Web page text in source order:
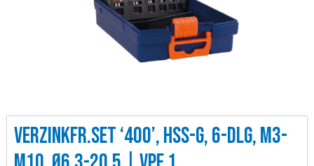
VERZINKFR.SET ‘400’, HSS-G, 6-DLG, M3-